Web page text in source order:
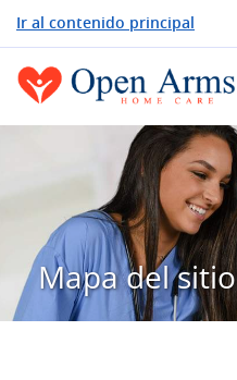
Ir al contenido principal
Mapa del sitio